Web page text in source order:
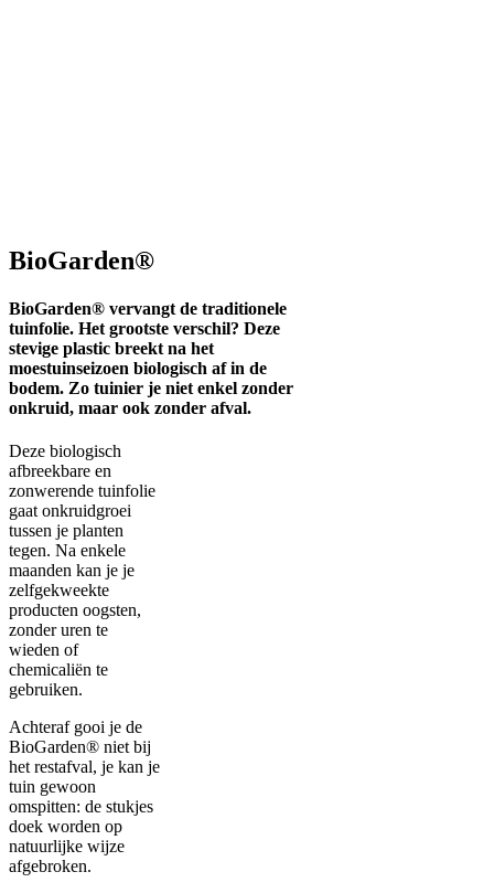
BioGarden®
BioGarden® vervangt de traditionele
tuinfolie. Het grootste verschil? Deze
stevige plastic breekt na het
moestuinseizoen biologisch af in de
bodem. Zo tuinier je niet enkel zonder
onkruid, maar ook zonder afval.
Deze biologisch
afbreekbare en
zonwerende tuinfolie
gaat onkruidgroei
tussen je planten
tegen. Na enkele
maanden kan je je
zelfgekweekte
producten oogsten,
zonder uren te
wieden of
chemicaliën te
gebruiken.
Achteraf gooi je de
BioGarden® niet bij
het restafval, je kan je
tuin gewoon
omspitten: de stukjes
doek worden op
natuurlijke wijze
afgebroken.